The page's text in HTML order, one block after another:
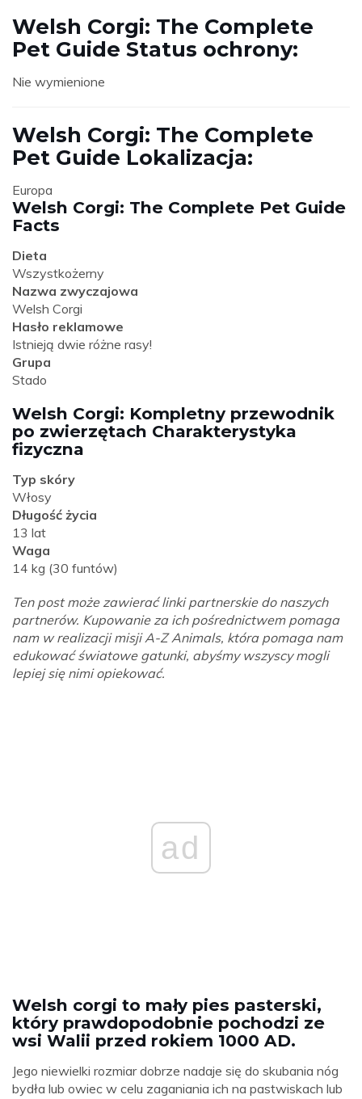
Welsh Corgi: The Complete
Pet Guide Status ochrony:
Nie wymienione
Welsh Corgi: The Complete
Pet Guide Lokalizacja:
Europa
Welsh Corgi: The Complete Pet Guide
Facts
Dieta
Wszystkożerny
Nazwa zwyczajowa
Welsh Corgi
Hasło reklamowe
Istnieją dwie różne rasy!
Grupa
Stado
Welsh Corgi: Kompletny przewodnik
po zwierzętach Charakterystyka
fizyczna
Typ skóry
Włosy
Długość życia
13 lat
Waga
14 kg (30 funtów)
Ten post może zawierać linki partnerskie do naszych
partnerów. Kupowanie za ich pośrednictwem pomaga
nam w realizacji misji A-Z Animals, która pomaga nam
edukować światowe gatunki, abyśmy wszyscy mogli
lepiej się nimi opiekować.
ad
Welsh corgi to mały pies pasterski,
który prawdopodobnie pochodzi ze
wsi Walii przed rokiem 1000 AD.
Jego niewielki rozmiar dobrze nadaje się do skubania nóg
bydła lub owiec w celu zaganiania ich na pastwiskach lub